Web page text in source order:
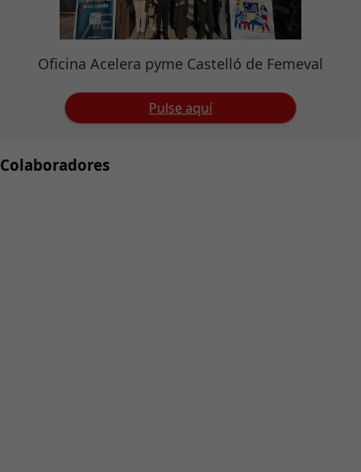
Oficina Acelera pyme Castelló de Femeval
Pulse aquí
Colaboradores